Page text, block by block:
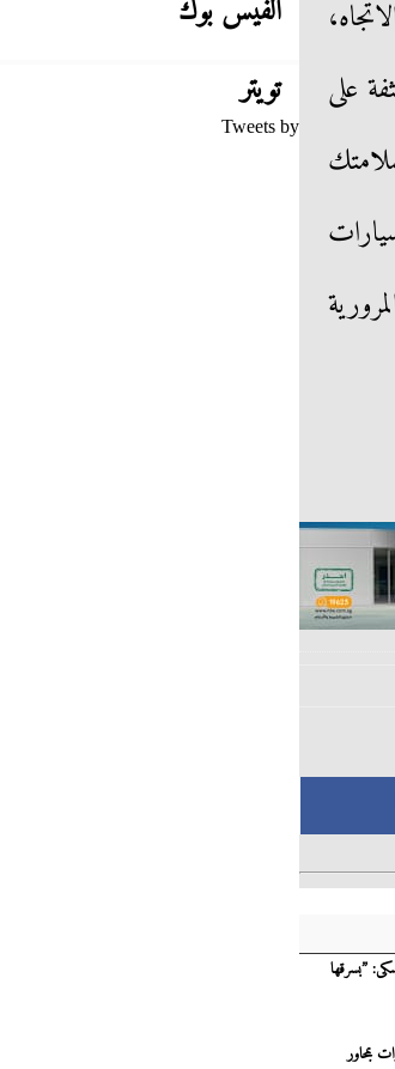
على
الموسكى: ”بسرقها
بمحاور
الفيس بوك
تويتر
Tweets by